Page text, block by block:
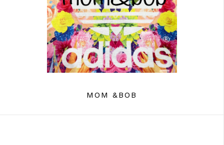
MOM &BOB